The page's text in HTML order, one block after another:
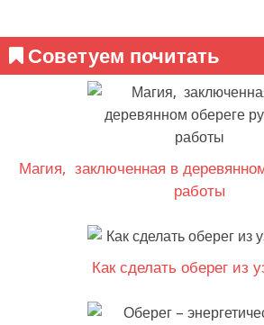
Советуем почитать
Магия, заключенная в
работы
Как сделать оберег из